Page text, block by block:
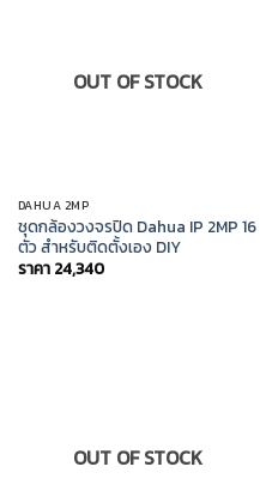
OUT OF STOCK
DAHUA 2MP
ชุดกล้องวงจรปิด Dahua IP 2MP 16
ตัว สำหรับติดตั้งเอง DIY
ราคา 24,340
OUT OF STOCK